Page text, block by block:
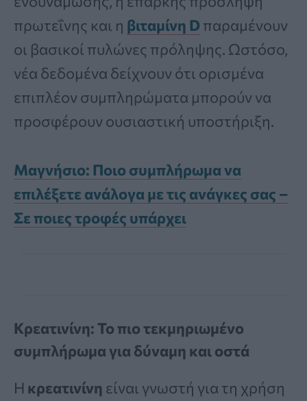
πρωτεΐνης και η βιταμίνη D παραμένουν
οι βασικοί πυλώνες πρόληψης. Ωστόσο,
νέα δεδομένα δείχνουν ότι ορισμένα
επιπλέον συμπληρώματα μπορούν να
προσφέρουν ουσιαστική υποστήριξη.
Μαγνήσιο: Ποιο συμπλήρωμα να
επιλέξετε ανάλογα με τις ανάγκες σας –
Σε ποιες τροφές υπάρχει
Κρεατινίνη: Το πιο τεκμηριωμένο
συμπλήρωμα για δύναμη και οστά
Η κρεατινίνη είναι γνωστή για τη χρήση